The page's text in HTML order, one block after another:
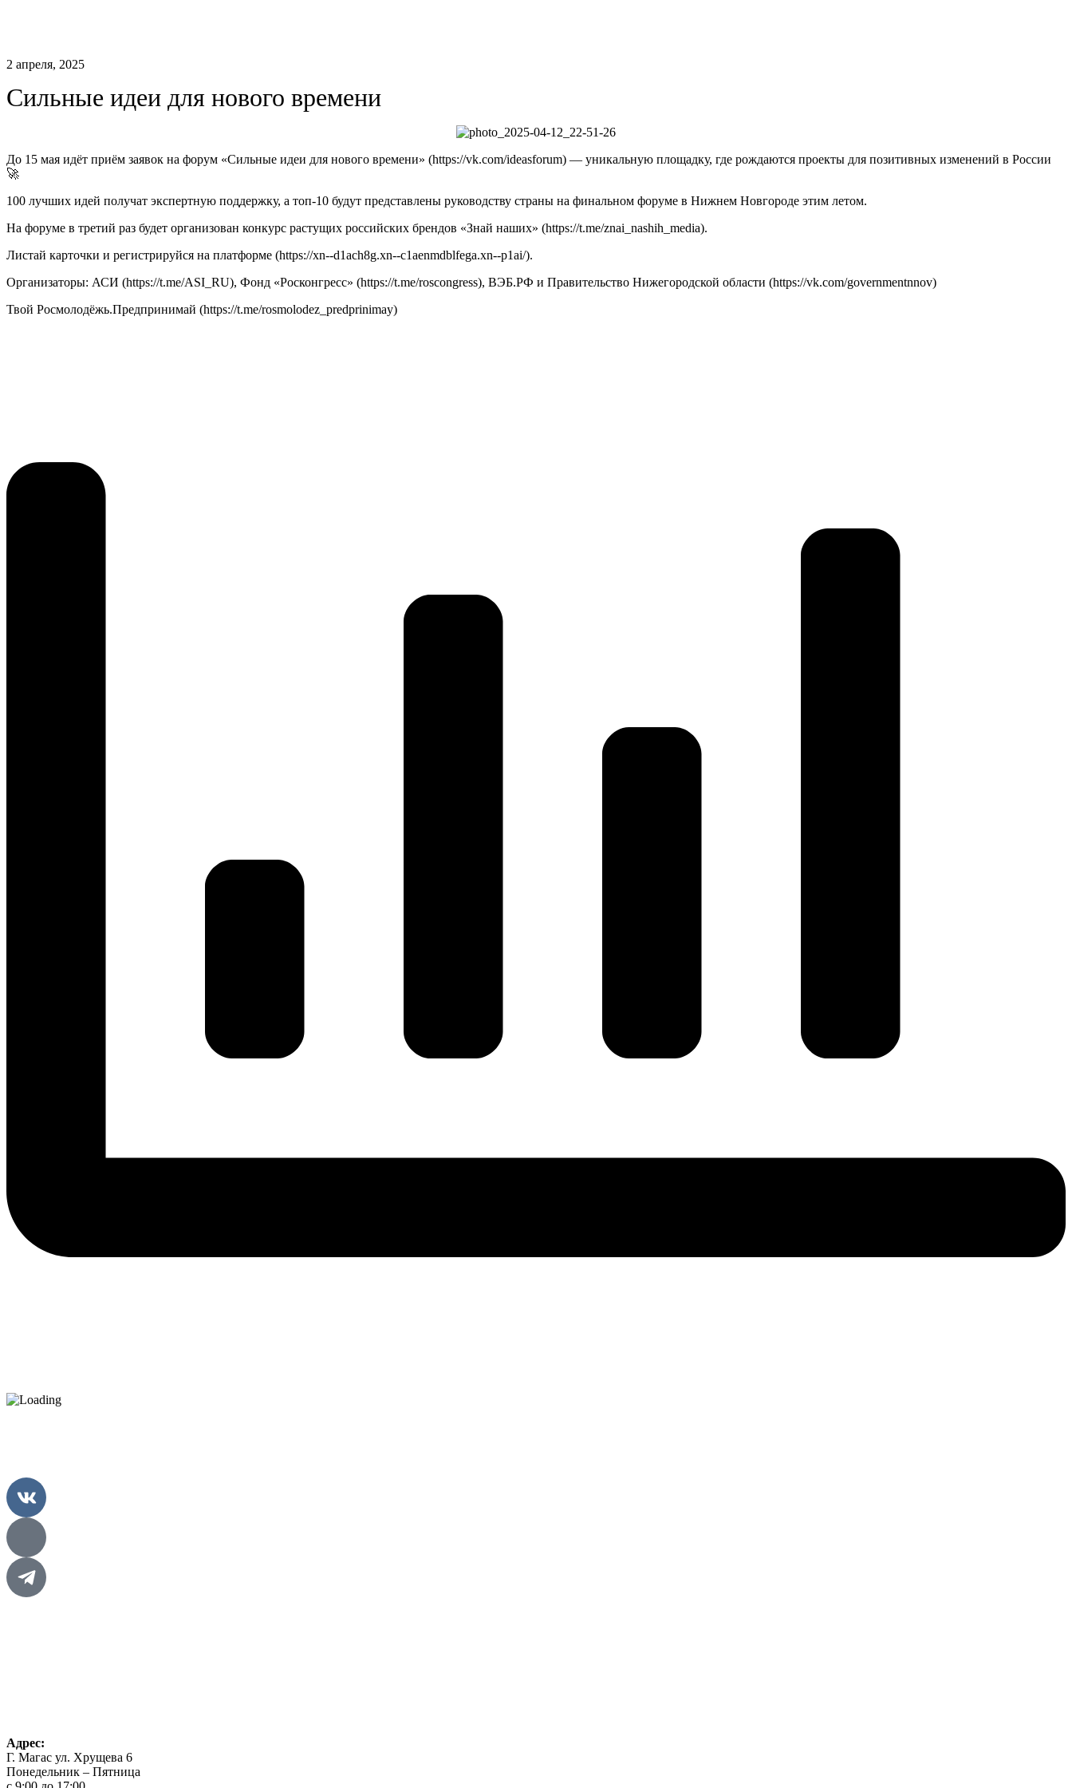
2 апреля, 2025
Сильные идеи для нового времени
До 15 мая идёт приём заявок на форум «Сильные идеи для нового времени» (https://vk.com/ideasforum) — уникальную площадку, где рождаются проекты для позитивных изменений в России
🚀
100 лучших идей получат экспертную поддержку, а топ-10 будут представлены руководству страны на финальном форуме в Нижнем Новгороде этим летом.
На форуме в третий раз будет организован конкурс растущих российских брендов «Знай наших» (https://t.me/znai_nashih_media).
Листай карточки и регистрируйся на платформе (https://xn--d1ach8g.xn--c1aenmdblfega.xn--p1ai/).
Организаторы: АСИ (https://t.me/ASI_RU), Фонд «Росконгресс» (https://t.me/roscongress), ВЭБ.РФ и Правительство Нижегородской области (https://vk.com/governmentnnov)
Твой Росмолодëжь.Предпринимай (https://t.me/rosmolodez_predprinimay)
Адрес:
Г. Магас ул. Хрущева 6
Понедельник – Пятница